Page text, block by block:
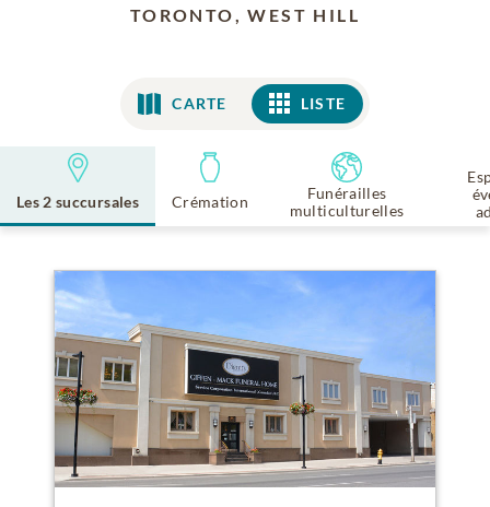
TORONTO, WEST HILL
CARTE LISTE
LISTE
Les 2 succursales Crémation
Funérailles
multiculturelles